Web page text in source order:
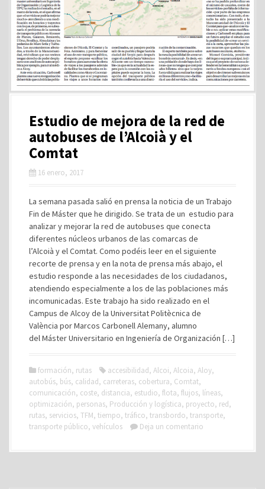
Estudio de mejora de la red de
autobuses de l’Alcoià y el
Comtat
16 enero, 2017
La semana pasada salió en prensa la noticia de un Trabajo
Fin de Máster que he dirigido. Se trata de un estudio para
analizar y mejorar la red de autobuses que conecta
diferentes núcleos urbanos de las comarcas de
l’Alcoià y el Comtat. Como podéis leer en el siguiente
recorte de prensa y en la nota de prensa más abajo, el
estudio responde a las necesidades de los ciudadanos,
atendiendo especialmente a los de las poblaciones más
incomunicadas. Este trabajo ha sido realizado en el
Campus de Alcoy de la Universitat Politècnica de
València por Marcos Carbonell Alemany, alumno
del Máster Universitario en Ingeniería de Organización […]
formación, rutas accesibilidad, Alcoi, Alcoia, Aloy,
autobús, bús, calidad, carreteras, cobertura, Comtat,
comunicación, coste, distancia, estudio, flota, flujos, líneas,
optimización, personas, Producción y logística, proyecto, red,
rutas, servicios, TFM, tiempo, tráfico, transbordo, transporte,
transporte público, vehículos Deja un comentario